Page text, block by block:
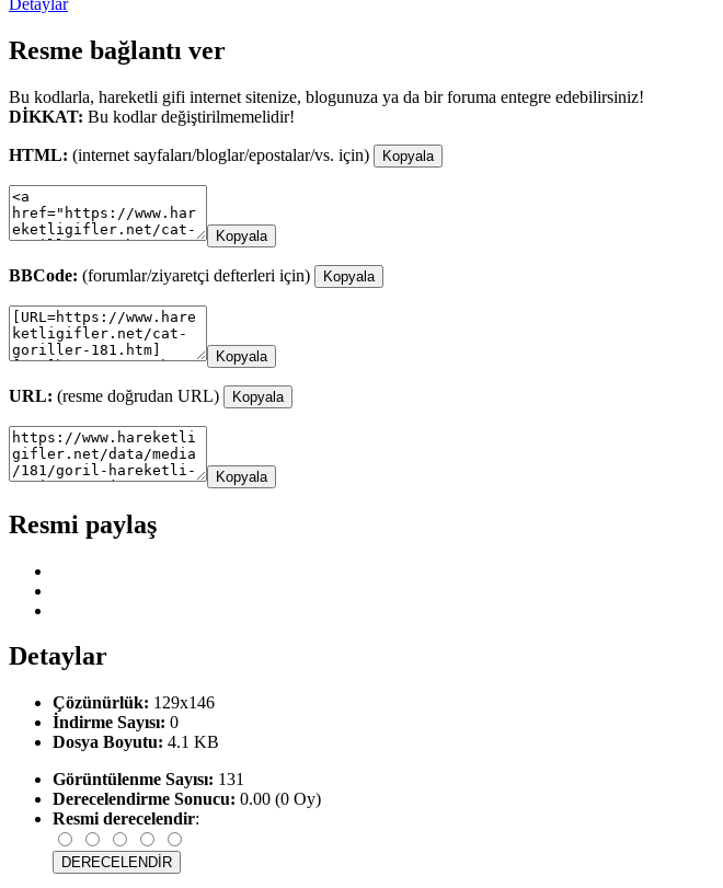
Resme bağlantı ver
Bu kodlarla, hareketli gifi internet sitenize, blogunuza ya da bir foruma entegre edebilirsiniz!
DİKKAT: Bu kodlar değiştirilmemelidir!
HTML: (internet sayfaları/bloglar/epostalar/vs. için) Kopyala
Kopyala
BBCode: (forumlar/ziyaretçi defterleri için) Kopyala
Kopyala
URL: (resme doğrudan URL) Kopyala
Kopyala
Resmi paylaş
Detaylar
Çözünürlük: 129x146
İndirme Sayısı: 0
Dosya Boyutu: 4.1 KB
Görüntülenme Sayısı: 131
Derecelendirme Sonucu: 0.00 (0 Oy)
Resmi derecelendir: